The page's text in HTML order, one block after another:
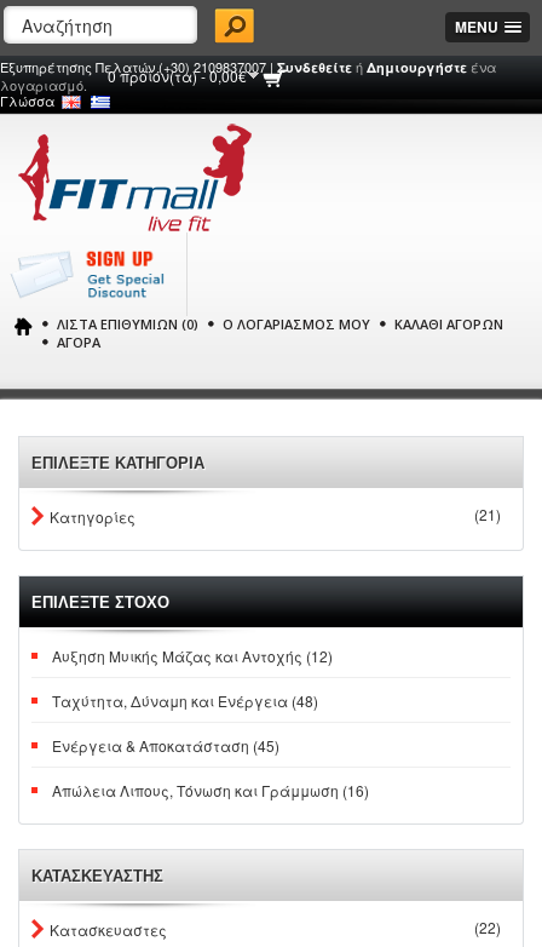
MENU
Γλώσσα
0 προϊόν(τα) - 0,00€
Εξυπηρέτησης Πελατών (+30) 2109837007 | Συνδεθείτε ή Δημιουργήστε ένα
λογαριασμό.
ΛΊΣΤΑ ΕΠΙΘΥΜΙΏΝ (0) Ο ΛΟΓΑΡΙΑΣΜΌΣ ΜΟΥ
ΚΑΛΆΘΙ ΑΓΟΡΏΝ
ΑΓΟΡΆ
ΕΠΙΛΕΞΤΕ ΚΑΤΗΓΟΡΙΑ
Κατηγορίες (21)
ΕΠΙΛΕΞΤΕ ΣΤΟΧΟ
Αυξηση Μυικής Μάζας και Αντοχής (12)
Ταχύτητα, Δύναμη και Ενέργεια (48)
Ενέργεια & Αποκατάσταση (45)
Απώλεια Λιπους, Τόνωση και Γράμμωση (16)
ΚΑΤΑΣΚΕΥΑΣΤΗΣ
Κατασκευαστες (22)